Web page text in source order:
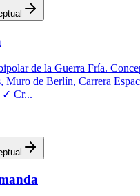
de la Guerra Fría.
Muro de Berlín, Carrera
✓ Cr...